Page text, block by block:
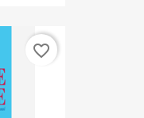
favorite_border